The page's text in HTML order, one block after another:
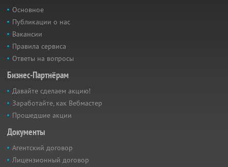
Основное
Публикации о нас
Вакансии
Правила сервиса
Ответы на вопросы
Бизнес-Партнёрам
Давайте сделаем акцию!
Заработайте, как Вебмастер
Прошедшие акции
Документы
Агентский договор
Лицензионный договор